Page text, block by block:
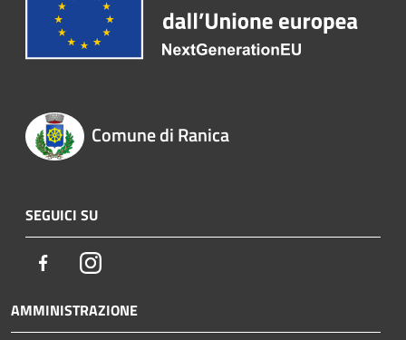
Comune di Ranica
SEGUICI SU
FacebookInstagram
AMMINISTRAZIONE